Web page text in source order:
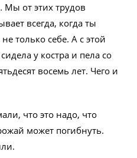
Мы от этих трудов
всегда, когда ты
только себе. А с этой
у костра и пела со
восемь лет. Чего и
что это надо, что
может погибнуть.